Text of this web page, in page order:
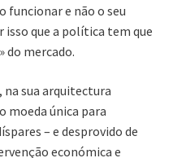
funcionar e não o seu
que a política tem que
do mercado.
na sua arquitectura
moeda única para
– e desprovido de
económica e